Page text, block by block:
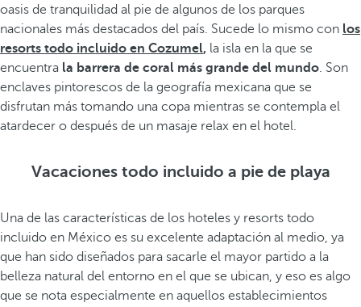
oasis de tranquilidad al pie de algunos de los parques
nacionales más destacados del país. Sucede lo mismo con los
resorts todo incluido en Cozumel, la isla en la que se
encuentra la barrera de coral más grande del mundo. Son
enclaves pintorescos de la geografía mexicana que se
disfrutan más tomando una copa mientras se contempla el
atardecer o después de un masaje relax en el hotel.
Vacaciones todo incluido a pie de playa
Una de las características de los hoteles y resorts todo
incluido en México es su excelente adaptación al medio, ya
que han sido diseñados para sacarle el mayor partido a la
belleza natural del entorno en el que se ubican, y eso es algo
que se nota especialmente en aquellos establecimientos